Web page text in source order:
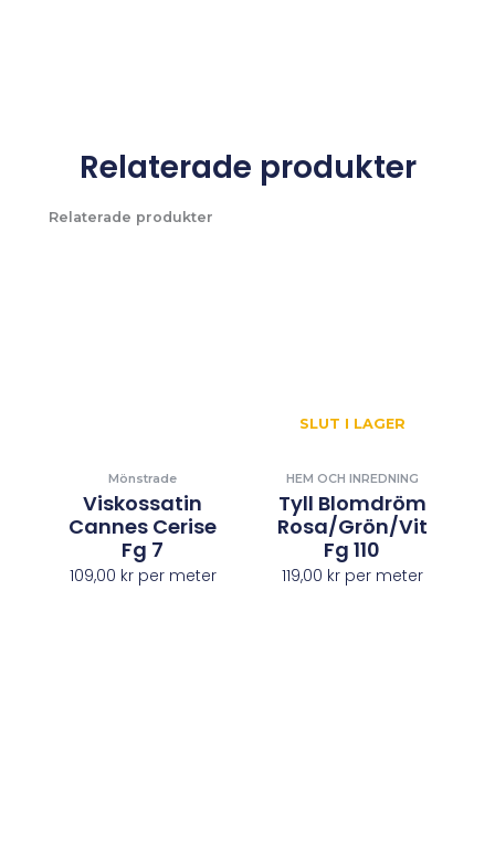
Relaterade produkter
Relaterade produkter
Mönstrade
Viskossatin
Cannes Cerise
Fg 7
109,00 krper meter
SLUT I LAGER
HEM OCH INREDNING
Tyll Blomdröm
Rosa/grön/vit
Fg 110
119,00 krper meter